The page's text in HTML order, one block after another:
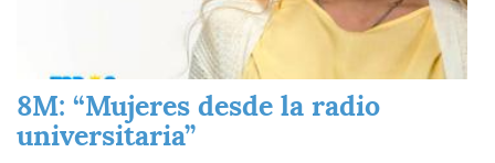
8M: “Mujeres desde la radio
universitaria”